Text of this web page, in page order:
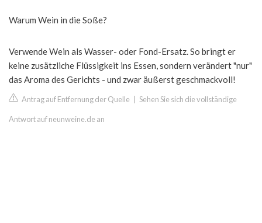
Warum Wein in die Soße?
Verwende Wein als Wasser- oder Fond-Ersatz. So bringt er
keine zusätzliche Flüssigkeit ins Essen, sondern verändert "nur"
das Aroma des Gerichts - und zwar äußerst geschmackvoll!
Antrag auf Entfernung der Quelle Sehen Sie sich die vollständige
Antwort auf neunweine.de an